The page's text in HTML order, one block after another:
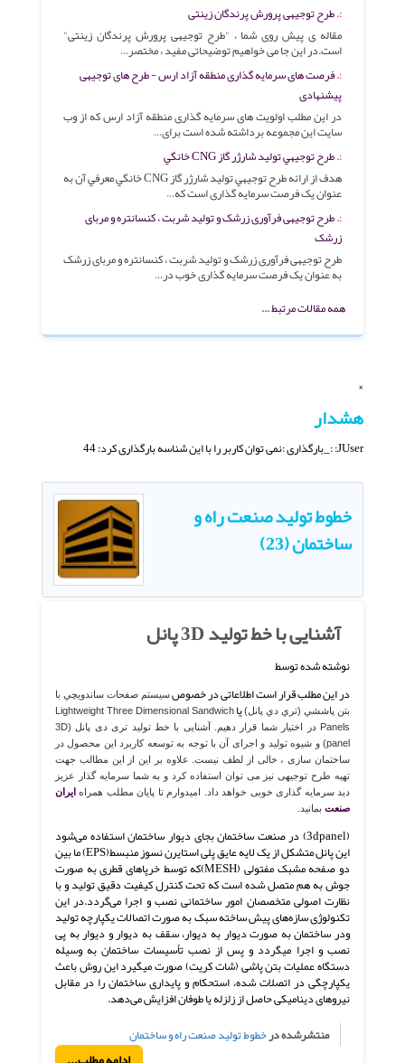
طرح توجیهی پرورش پرندگان زینتی
مقاله ی پیش روی شما ، "طرح توجیهی پرورش پرندگان زینتی"
است.در این جا می خواهیم توضیحاتی مفید ، مختصر…
فرصت های سرمایه گذاری منطقه آزاد ارس - طرح های توجیهی
پیشنهادی
در این مطلب اولویت های سرمایه گذاری منطقه آزاد ارس که از وب
سایت این مجموعه برداشته شده است برای…
طرح توجيهي تولید شارژر گاز CNG خانگي
هدف از ارائه طرح توجيهي توليد شارژر گاز CNG خانگي معرفي آن به
عنوان یک فرصت سرمایه گذاری است که…
طرح توجیهی فرآوری زرشک و تولید شربت ، کنسانتره و مربای
زرشک
طرح توجیهی فرآوری زرشک و تولید شربت ، کنسانتره و مربای زرشک
به عنوان یک فرصت سرمایه گذاری خوب در…
همه مقالات مرتبط ...
×
هشدار
JUser: :_بارگذاری :نمی توان کاربر را با این شناسه بارگذاری کرد: 44
خطوط تولید صنعت راه و
ساختمان (23)
آشنایی با خط تولید 3D پانل
نوشته شده توسط
در این مطلب قرار است اطلاعاتی در خصوصسيستم صفحات ساندويچي با
بتن پاششي (تري دي پانل)یا Lightweight Three Dimensional Sandwich
Panels در اختیار شما قرار دهیم. آشنایی با خط تولید تری دی پانل (3D
panel) و شیوه تولید و اجرای آن با توجه به توسعه کاربرد این محصول در
ساختمان سازی ، خالی از لطف نیست. علاوه بر این از این مطالب جهت
تهیه طرح توجیهی نیز می توان استفاده کرد و به شما سرمایه گذار عزیز
دید سرمایه گذاری خوبی خواهد داد. امیدوارم تا پایان مطلب همراه ایران
صنعت بمانید.
(3dpanel) در صنعت ساختمان بجای دیوار ساختمان استفاده می‌شود
این پانل متشکل از یک لایه عایق پلی استایرن نسوز منبسط(EPS) ما بین
دو صفحه مشبک مفتولی (MESH)که توسط خرپاهای قطری به صورت
جوش به هم متصل شده است که تحت کنترل کیفیت دقیق تولید و با
نظارت اصولی متخصصان امور ساختمانی نصب و اجرا می‌گردد.در این
تکنولوژی سازه‌های پیش ساخته سبک به صورت اتصالات یکپارچه تولید
ودر ساختمان به صورت دیوار به دیوار، سقف به دیوار و دیوار به پی
نصب و اجرا میگردد و پس از نصب تأسیسات ساختمان به وسیله
دستگاه عملیات بتن پاشی (شات کریت) صورت میگیرد این روش باعث
یکپارچگی در اتصلات شده، استحکام و پایداری ساختمان را در مقابل
نیروهای دینامیکی حاصل از زلزله یا طوفان افزایش می‌دهد.
منتشرشده درخطوط تولید صنعت راه و ساختمان